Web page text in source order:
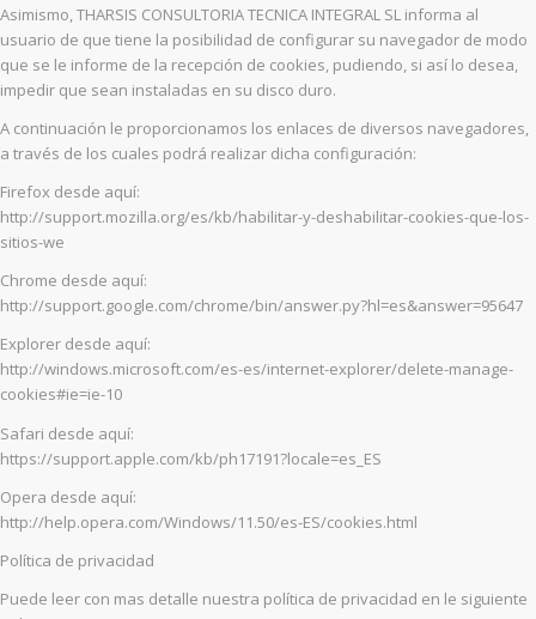
Asimismo, THARSIS CONSULTORIA TECNICA INTEGRAL SL informa al
usuario de que tiene la posibilidad de configurar su navegador de modo
que se le informe de la recepción de cookies, pudiendo, si así lo desea,
impedir que sean instaladas en su disco duro.
A continuación le proporcionamos los enlaces de diversos navegadores,
a través de los cuales podrá realizar dicha configuración:
Firefox desde aquí:
http://support.mozilla.org/es/kb/habilitar-y-deshabilitar-cookies-que-los-
sitios-we
Chrome desde aquí:
http://support.google.com/chrome/bin/answer.py?hl=es&answer=95647
Explorer desde aquí:
http://windows.microsoft.com/es-es/internet-explorer/delete-manage-
cookies#ie=ie-10
Safari desde aquí:
https://support.apple.com/kb/ph17191?locale=es_ES
Opera desde aquí:
http://help.opera.com/Windows/11.50/es-ES/cookies.html
Política de privacidad
Puede leer con mas detalle nuestra política de privacidad en le siguiente